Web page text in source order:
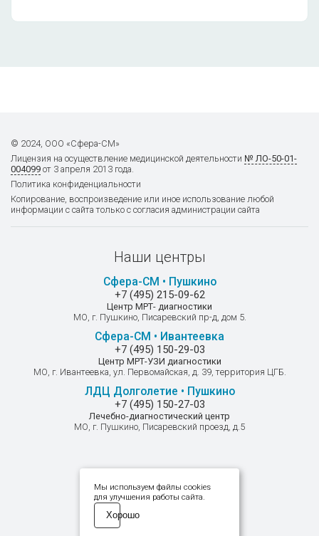
© 2024, ООО «Сфера-СМ»
Лицензия на осуществление медицинской деятельности № ЛО-50-01-
004099 от 3 апреля 2013 года.
Политика конфиденциальности
Копирование, воспроизведение или иное использование любой
информации с сайта только с согласия администрации сайта
Наши центры
Сфера-СМ • Пушкино
+7 (495) 215-09-62
Центр МРТ- диагностики
МО, г. Пушкино, Писаревский пр-д, дом 5.
Сфера-СМ • Ивантеевка
+7 (495) 150-29-03
Центр МРТ-УЗИ диагностики
МО, г. Ивантеевка, ул. Первомайская, д. 39, территория ЦГБ.
ЛДЦ Долголетие • Пушкино
+7 (495) 150-27-03
Лечебно-диагностический центр
МО, г. Пушкино, Писаревский проезд, д.5
Мы используем файлы cookies
для улучшения работы сайта.
Хорошо